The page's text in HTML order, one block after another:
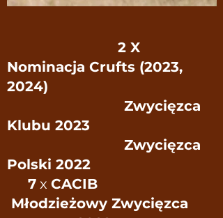
2 X
Nominacja Crufts (2023,
2024)
Zwycięzca
Klubu 2023
Zwycięzca
Polski 2022
7 x CACIB
Młodzieżowy Zwycięzca